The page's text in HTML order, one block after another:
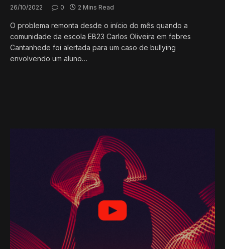
26/10/2022 0 2 Mins Read
O problema remonta desde o início do mês quando a
comunidade da escola EB23 Carlos Oliveira em febres
Cantanhede foi alertada para um caso de bullying
envolvendo um aluno…